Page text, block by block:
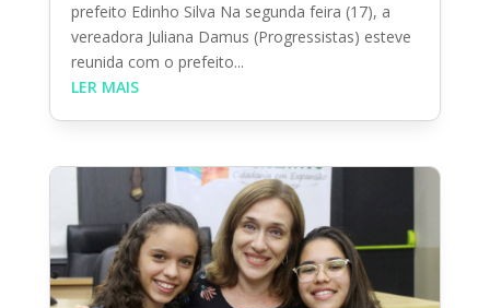
prefeito Edinho Silva Na segunda feira (17), a
vereadora Juliana Damus (Progressistas) esteve
reunida com o prefeito...
LER MAIS